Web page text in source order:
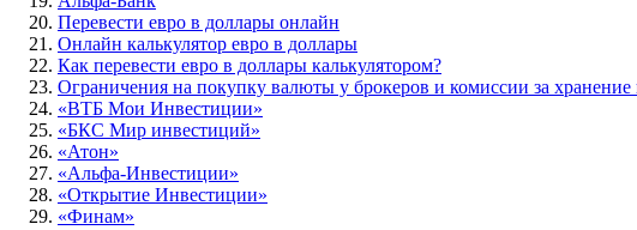
Перевести евро в доллары онлайн
Онлайн калькулятор евро в доллары
Как перевести евро в доллары калькулятором?
Ограничения на покупку валюты у брокеров и комиссии за хранение
«ВТБ Мои Инвестиции»
«БКС Мир инвестиций»
«Атон»
«Альфа-Инвестиции»
«Открытие Инвестиции»
«Финам»